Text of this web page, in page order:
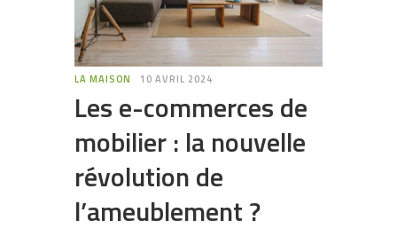
LA MAISON 10 AVRIL 2024
Les e-commerces de
mobilier : la nouvelle
révolution de
l’ameublement ?